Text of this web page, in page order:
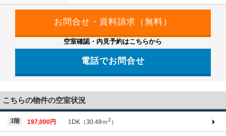
空室確認・内見予約はこちらから
電話でお問合せ
こちらの物件の空室状況
3階 197,000円 1DK（30.48ｍ2 ）